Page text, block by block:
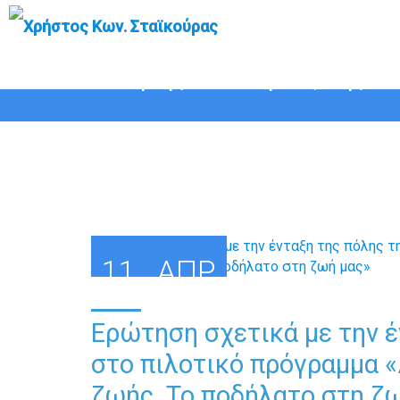
Ερώτηση σχετικά με την
11 ΑΠΡ
Ερώτηση σχετικά με την
στο πιλοτικό πρόγραμμα